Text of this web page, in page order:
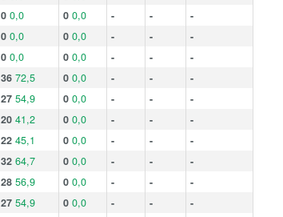
0 0,0 0 0,0 - -
-
0 0,0 0 0,0 - -
-
0 0,0 0 0,0 - -
-
36 72,5 0 0,0 - -
-
27 54,9 0 0,0 - -
-
20 41,2 0 0,0 - -
-
22 45,1 0 0,0 - -
-
32 64,7 0 0,0 - -
-
28 56,9 0 0,0 - -
-
27 54,9 0 0,0 - -
-